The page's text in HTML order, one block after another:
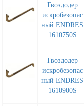
Гвоздодер
искробезопас
ный ENDRES
1610750S
Гвоздодер
искробезопас
ный ENDRES
1610900S